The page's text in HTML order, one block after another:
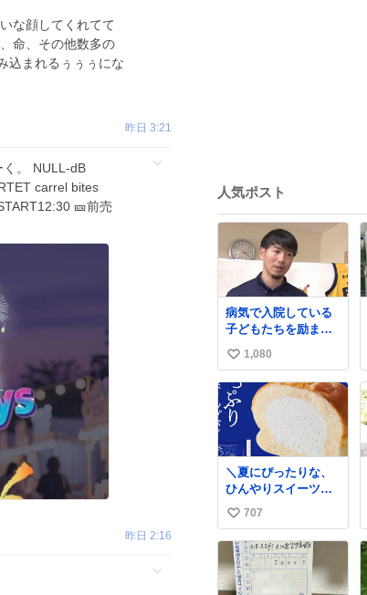
な顔してくれてて
命、その他数多の
込まれるぅぅぅにな
昨日 3:21
。 NULL-dB
carrel bites
🎫前売
昨日 2:16
人気ポスト
病気で入院している
子どもたちを励まそ
うと、バスケットボ
ール・宇都宮ブレッ
クスに所属する比江
島慎選手が下野市の
病院を訪問して交流
しました。
news.web.nhk/news
web/na/nb-…
い
い
ね
数
1,080
＼夏にぴったりな、
ひんやりスイーツパ
ン❄️／ しっとり生地
に牛乳入りホイップ
をたっぷり注入した
「たっぷり牛乳ホイ
ップパン」✨ ひんや
りとした口あたり
い
い
ね
数
707